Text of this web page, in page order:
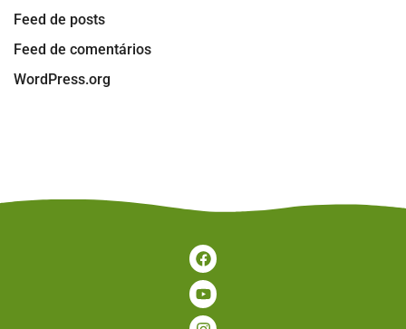
Feed de posts
Feed de comentários
WordPress.org